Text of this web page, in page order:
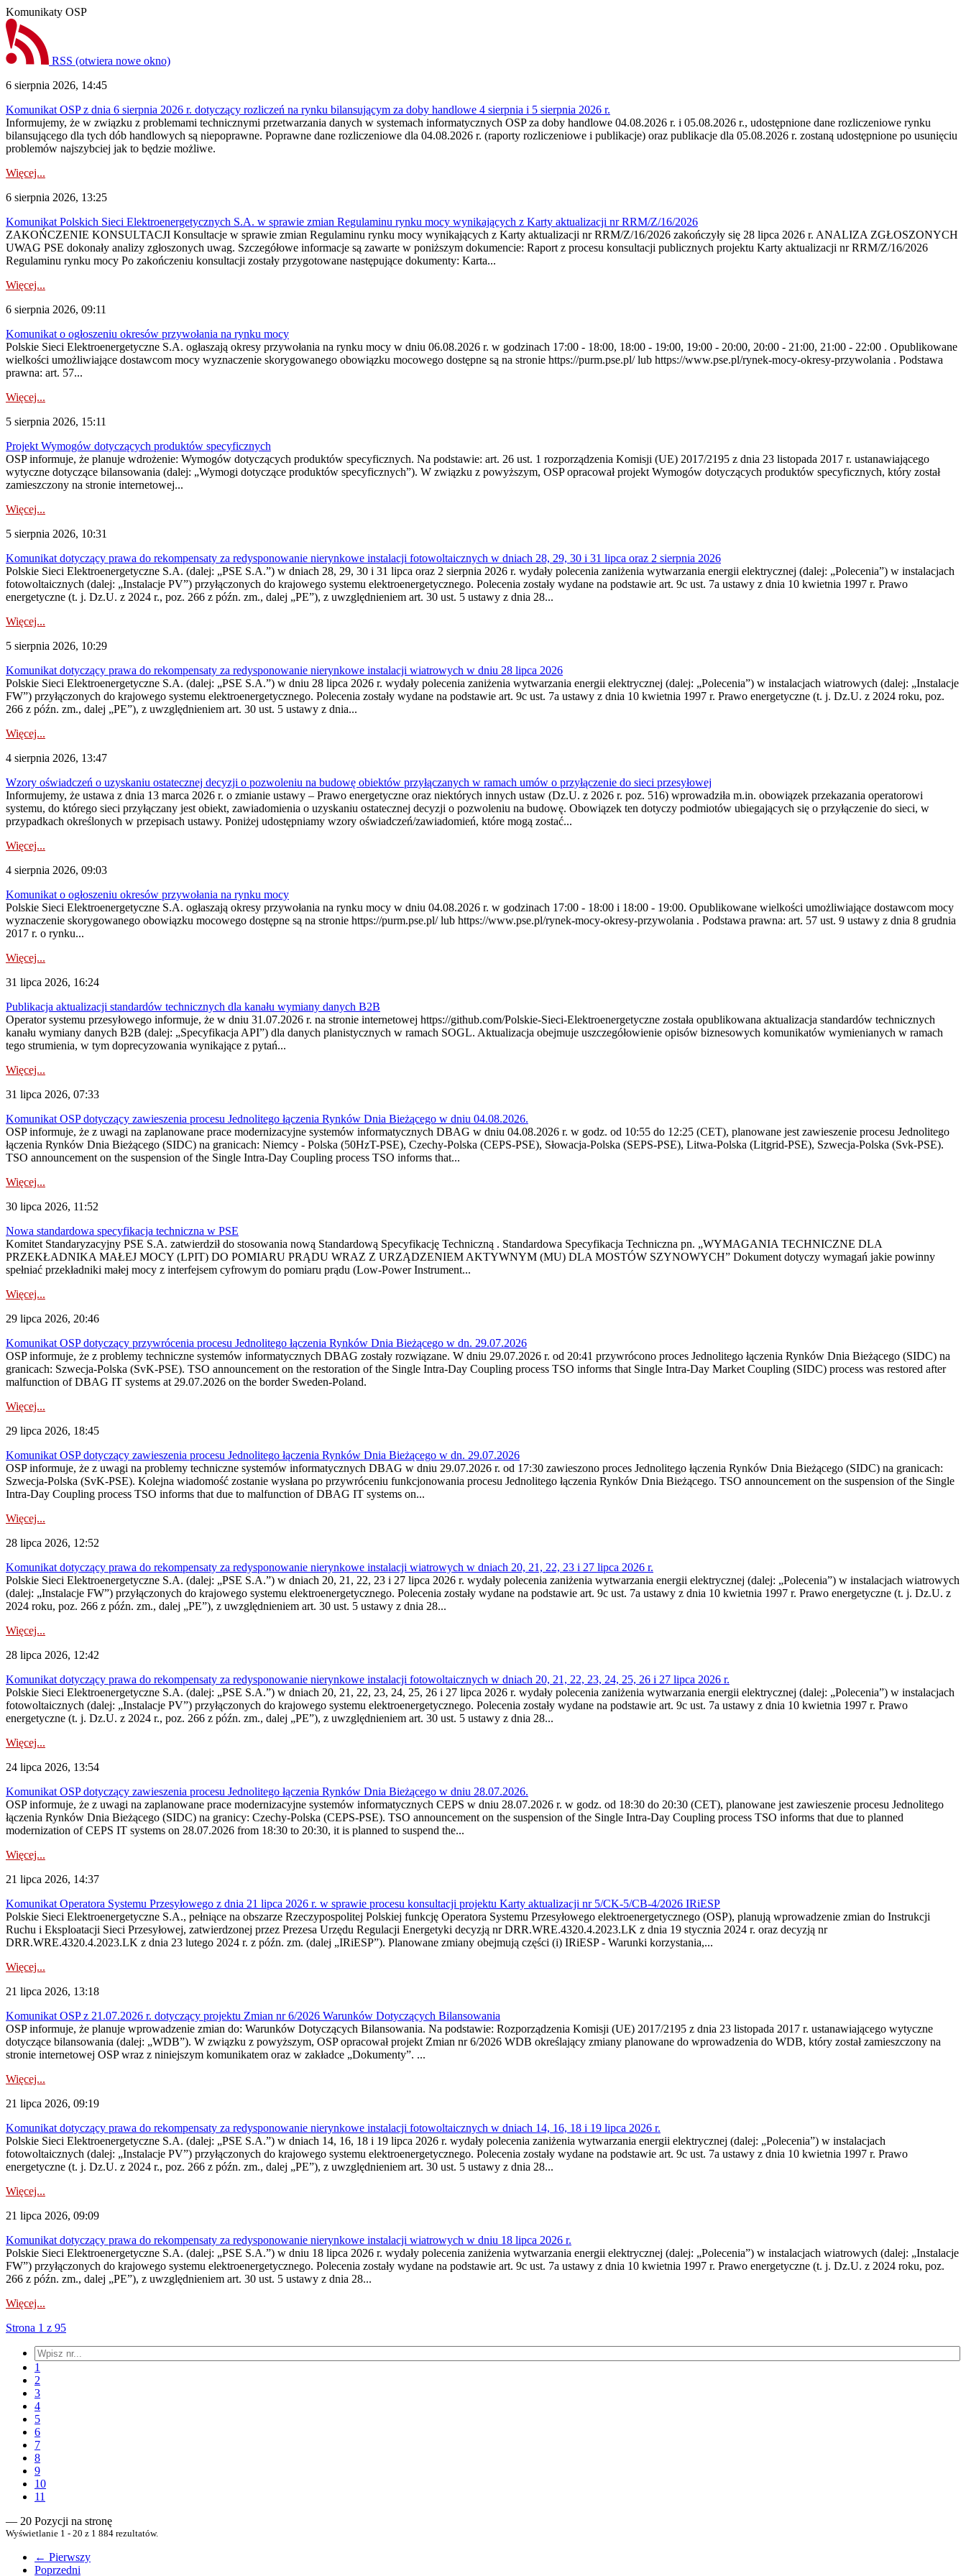
Komunikaty OSP
RSS (otwiera nowe okno)
6 sierpnia 2026, 14:45
Komunikat OSP z dnia 6 sierpnia 2026 r. dotyczący rozliczeń na rynku bilansującym za doby handlowe 4 sierpnia i 5 sierpnia 2026 r.
Informujemy, że w związku z problemami technicznymi przetwarzania danych w systemach informatycznych OSP za doby handlowe 04.08.2026 r. i 05.08.2026 r., udostępnione dane rozliczeniowe rynku
bilansującego dla tych dób handlowych są niepoprawne. Poprawne dane rozliczeniowe dla 04.08.2026 r. (raporty rozliczeniowe i publikacje) oraz publikacje dla 05.08.2026 r. zostaną udostępnione po usunięciu
problemów najszybciej jak to będzie możliwe.
Więcej...
6 sierpnia 2026, 13:25
Komunikat Polskich Sieci Elektroenergetycznych S.A. w sprawie zmian Regulaminu rynku mocy wynikających z Karty aktualizacji nr RRM/Z/16/2026
ZAKOŃCZENIE KONSULTACJI Konsultacje w sprawie zmian Regulaminu rynku mocy wynikających z Karty aktualizacji nr RRM/Z/16/2026 zakończyły się 28 lipca 2026 r. ANALIZA ZGŁOSZONYCH
UWAG PSE dokonały analizy zgłoszonych uwag. Szczegółowe informacje są zawarte w poniższym dokumencie: Raport z procesu konsultacji publicznych projektu Karty aktualizacji nr RRM/Z/16/2026
Regulaminu rynku mocy Po zakończeniu konsultacji zostały przygotowane następujące dokumenty: Karta...
Więcej...
6 sierpnia 2026, 09:11
Komunikat o ogłoszeniu okresów przywołania na rynku mocy
Polskie Sieci Elektroenergetyczne S.A. ogłaszają okresy przywołania na rynku mocy w dniu 06.08.2026 r. w godzinach 17:00 - 18:00, 18:00 - 19:00, 19:00 - 20:00, 20:00 - 21:00, 21:00 - 22:00 . Opublikowane
wielkości umożliwiające dostawcom mocy wyznaczenie skorygowanego obowiązku mocowego dostępne są na stronie https://purm.pse.pl/ lub https://www.pse.pl/rynek-mocy-okresy-przywolania . Podstawa
prawna: art. 57...
Więcej...
5 sierpnia 2026, 15:11
Projekt Wymogów dotyczących produktów specyficznych
OSP informuje, że planuje wdrożenie: Wymogów dotyczących produktów specyficznych. Na podstawie: art. 26 ust. 1 rozporządzenia Komisji (UE) 2017/2195 z dnia 23‍ listopada 2017 r. ustanawiającego
wytyczne dotyczące bilansowania (dalej: „Wymogi dotyczące produktów specyficznych”). W związku z powyższym, OSP opracował projekt Wymogów dotyczących produktów specyficznych, który został
zamieszczony na stronie internetowej...
Więcej...
5 sierpnia 2026, 10:31
Komunikat dotyczący prawa do rekompensaty za redysponowanie nierynkowe instalacji fotowoltaicznych w dniach 28, 29, 30 i 31 lipca oraz 2 sierpnia 2026
Polskie Sieci Elektroenergetyczne S.A. (dalej: „PSE S.A.”) w dniach 28, 29, 30 i 31 lipca oraz 2 sierpnia 2026 r. wydały polecenia zaniżenia wytwarzania energii elektrycznej (dalej: „Polecenia”) w instalacjach
fotowoltaicznych (dalej: „Instalacje PV”) przyłączonych do krajowego systemu elektroenergetycznego. Polecenia zostały wydane na podstawie art. 9c ust. 7a ustawy z dnia 10 kwietnia 1997 r. Prawo
energetyczne (t. j. Dz.U. z 2024 r., poz. 266 z późn. zm., dalej „PE”), z uwzględnieniem art. 30 ust. 5 ustawy z dnia 28...
Więcej...
5 sierpnia 2026, 10:29
Komunikat dotyczący prawa do rekompensaty za redysponowanie nierynkowe instalacji wiatrowych w dniu 28 lipca 2026
Polskie Sieci Elektroenergetyczne S.A. (dalej: „PSE S.A.”) w dniu 28 lipca 2026 r. wydały polecenia zaniżenia wytwarzania energii elektrycznej (dalej: „Polecenia”) w instalacjach wiatrowych (dalej: „Instalacje
FW”) przyłączonych do krajowego systemu elektroenergetycznego. Polecenia zostały wydane na podstawie art. 9c ust. 7a ustawy z dnia 10 kwietnia 1997 r. Prawo energetyczne (t. j. Dz.U. z 2024 roku, poz.
266 z późn. zm., dalej „PE”), z uwzględnieniem art. 30 ust. 5 ustawy z dnia...
Więcej...
4 sierpnia 2026, 13:47
Wzory oświadczeń o uzyskaniu ostatecznej decyzji o pozwoleniu na budowę obiektów przyłączanych w ramach umów o przyłączenie do sieci przesyłowej
Informujemy, że ustawa z dnia 13 marca 2026 r. o zmianie ustawy – Prawo energetyczne oraz niektórych innych ustaw (Dz.U. z 2026 r. poz. 516) wprowadziła m.in. obowiązek przekazania operatorowi
systemu, do którego sieci przyłączany jest obiekt, zawiadomienia o uzyskaniu ostatecznej decyzji o pozwoleniu na budowę. Obowiązek ten dotyczy podmiotów ubiegających się o przyłączenie do sieci, w
przypadkach określonych w przepisach ustawy. Poniżej udostępniamy wzory oświadczeń/zawiadomień, które mogą zostać...
Więcej...
4 sierpnia 2026, 09:03
Komunikat o ogłoszeniu okresów przywołania na rynku mocy
Polskie Sieci Elektroenergetyczne S.A. ogłaszają okresy przywołania na rynku mocy w dniu 04.08.2026 r. w godzinach 17:00 - 18:00 i 18:00 - 19:00. Opublikowane wielkości umożliwiające dostawcom mocy
wyznaczenie skorygowanego obowiązku mocowego dostępne są na stronie https://purm.pse.pl/ lub https://www.pse.pl/rynek-mocy-okresy-przywolania . Podstawa prawna: art. 57 ust. 9 ustawy z dnia 8 grudnia
2017 r. o rynku...
Więcej...
31 lipca 2026, 16:24
Publikacja aktualizacji standardów technicznych dla kanału wymiany danych B2B
Operator systemu przesyłowego informuje, że w dniu 31.07.2026 r. na stronie internetowej https://github.com/Polskie-Sieci-Elektroenergetyczne została opublikowana aktualizacja standardów technicznych
kanału wymiany danych B2B (dalej: „Specyfikacja API”) dla danych planistycznych w ramach SOGL. Aktualizacja obejmuje uszczegółowienie opisów biznesowych komunikatów wymienianych w ramach
tego strumienia, w tym doprecyzowania wynikające z pytań...
Więcej...
31 lipca 2026, 07:33
Komunikat OSP dotyczący zawieszenia procesu Jednolitego łączenia Rynków Dnia Bieżącego w dniu 04.08.2026.
OSP informuje, że z uwagi na zaplanowane prace modernizacyjne systemów informatycznych DBAG w dniu 04.08.2026 r. w godz. od 10:55 do 12:25 (CET), planowane jest zawieszenie procesu Jednolitego
łączenia Rynków Dnia Bieżącego (SIDC) na granicach: Niemcy - Polska (50HzT-PSE), Czechy-Polska (CEPS-PSE), Słowacja-Polska (SEPS-PSE), Litwa-Polska (Litgrid-PSE), Szwecja-Polska (Svk-PSE).
TSO announcement on the suspension of the Single Intra-Day Coupling process TSO informs that...
Więcej...
30 lipca 2026, 11:52
Nowa standardowa specyfikacja techniczna w PSE
Komitet Standaryzacyjny PSE S.A. zatwierdził do stosowania nową Standardową Specyfikację Techniczną . Standardowa Specyfikacja Techniczna pn. „WYMAGANIA TECHNICZNE DLA
PRZEKŁADNIKA MAŁEJ MOCY (LPIT) DO POMIARU PRĄDU WRAZ Z URZĄDZENIEM AKTYWNYM (MU) DLA MOSTÓW SZYNOWYCH” Dokument dotyczy wymagań jakie powinny
spełniać przekładniki małej mocy z interfejsem cyfrowym do pomiaru prądu (Low-Power Instrument...
Więcej...
29 lipca 2026, 20:46
Komunikat OSP dotyczący przywrócenia procesu Jednolitego łączenia Rynków Dnia Bieżącego w dn. 29.07.2026
OSP informuje, że z problemy techniczne systemów informatycznych DBAG zostały rozwiązane. W dniu 29.07.2026 r. od 20:41 przywrócono proces Jednolitego łączenia Rynków Dnia Bieżącego (SIDC) na
granicach: Szwecja-Polska (SvK-PSE). TSO announcement on the restoration of the Single Intra-Day Coupling process TSO informs that Single Intra-Day Market Coupling (SIDC) process was restored after
malfunction of DBAG IT systems at 29.07.2026 on the border Sweden-Poland.
Więcej...
29 lipca 2026, 18:45
Komunikat OSP dotyczący zawieszenia procesu Jednolitego łączenia Rynków Dnia Bieżącego w dn. 29.07.2026
OSP informuje, że z uwagi na problemy techniczne systemów informatycznych DBAG w dniu 29.07.2026 r. od 17:30 zawieszono proces Jednolitego łączenia Rynków Dnia Bieżącego (SIDC) na granicach:
Szwecja-Polska (SvK-PSE). Kolejna wiadomość zostanie wysłana po przywróceniu funkcjonowania procesu Jednolitego łączenia Rynków Dnia Bieżącego. TSO announcement on the suspension of the Single
Intra-Day Coupling process TSO informs that due to malfunction of DBAG IT systems on...
Więcej...
28 lipca 2026, 12:52
Komunikat dotyczący prawa do rekompensaty za redysponowanie nierynkowe instalacji wiatrowych w dniach 20, 21, 22, 23 i 27 lipca 2026 r.
Polskie Sieci Elektroenergetyczne S.A. (dalej: „PSE S.A.”) w dniach 20, 21, 22, 23 i 27 lipca 2026 r. wydały polecenia zaniżenia wytwarzania energii elektrycznej (dalej: „Polecenia”) w instalacjach wiatrowych
(dalej: „Instalacje FW”) przyłączonych do krajowego systemu elektroenergetycznego. Polecenia zostały wydane na podstawie art. 9c ust. 7a ustawy z dnia 10 kwietnia 1997 r. Prawo energetyczne (t. j. Dz.U. z
2024 roku, poz. 266 z późn. zm., dalej „PE”), z uwzględnieniem art. 30 ust. 5 ustawy z dnia 28...
Więcej...
28 lipca 2026, 12:42
Komunikat dotyczący prawa do rekompensaty za redysponowanie nierynkowe instalacji fotowoltaicznych w dniach 20, 21, 22, 23, 24, 25, 26 i 27 lipca 2026 r.
Polskie Sieci Elektroenergetyczne S.A. (dalej: „PSE S.A.”) w dniach 20, 21, 22, 23, 24, 25, 26 i 27 lipca 2026 r. wydały polecenia zaniżenia wytwarzania energii elektrycznej (dalej: „Polecenia”) w instalacjach
fotowoltaicznych (dalej: „Instalacje PV”) przyłączonych do krajowego systemu elektroenergetycznego. Polecenia zostały wydane na podstawie art. 9c ust. 7a ustawy z dnia 10 kwietnia 1997 r. Prawo
energetyczne (t. j. Dz.U. z 2024 r., poz. 266 z późn. zm., dalej „PE”), z uwzględnieniem art. 30 ust. 5 ustawy z dnia 28...
Więcej...
24 lipca 2026, 13:54
Komunikat OSP dotyczący zawieszenia procesu Jednolitego łączenia Rynków Dnia Bieżącego w dniu 28.07.2026.
OSP informuje, że z uwagi na zaplanowane prace modernizacyjne systemów informatycznych CEPS w dniu 28.07.2026 r. w godz. od 18:30 do 20:30 (CET), planowane jest zawieszenie procesu Jednolitego
łączenia Rynków Dnia Bieżącego (SIDC) na granicy: Czechy-Polska (CEPS-PSE). TSO announcement on the suspension of the Single Intra-Day Coupling process TSO informs that due to planned
modernization of CEPS IT systems on 28.07.2026 from 18:30 to 20:30, it is planned to suspend the...
Więcej...
21 lipca 2026, 14:37
Komunikat Operatora Systemu Przesyłowego z dnia 21 lipca 2026 r. w sprawie procesu konsultacji projektu Karty aktualizacji nr 5/CK-5/CB-4/2026 IRiESP
Polskie Sieci Elektroenergetyczne S.A., pełniące na obszarze Rzeczypospolitej Polskiej funkcję Operatora Systemu Przesyłowego elektroenergetycznego (OSP), planują wprowadzenie zmian do Instrukcji
Ruchu i Eksploatacji Sieci Przesyłowej, zatwierdzonej przez Prezesa Urzędu Regulacji Energetyki decyzją nr DRR.WRE.4320.4.2023.LK z dnia 19 stycznia 2024 r. oraz decyzją nr
DRR.WRE.4320.4.2023.LK z dnia 23 lutego 2024 r. z późn. zm. (dalej „IRiESP”). Planowane zmiany obejmują części (i) IRiESP - Warunki korzystania,...
Więcej...
21 lipca 2026, 13:18
Komunikat OSP z 21.07.2026 r. dotyczący projektu Zmian nr 6/2026 Warunków Dotyczących Bilansowania
OSP informuje, że planuje wprowadzenie zmian do: Warunków Dotyczących Bilansowania. Na podstawie: Rozporządzenia Komisji (UE) 2017/2195 z dnia 23‍ listopada 2017 r. ustanawiającego wytyczne
dotyczące bilansowania (dalej: „WDB”). W związku z powyższym, OSP opracował projekt Zmian nr 6/2026 WDB określający zmiany planowane do wprowadzenia do WDB, który został zamieszczony na
stronie internetowej OSP wraz z niniejszym komunikatem oraz w zakładce „Dokumenty”. ...
Więcej...
21 lipca 2026, 09:19
Komunikat dotyczący prawa do rekompensaty za redysponowanie nierynkowe instalacji fotowoltaicznych w dniach 14, 16, 18 i 19 lipca 2026 r.
Polskie Sieci Elektroenergetyczne S.A. (dalej: „PSE S.A.”) w dniach 14, 16, 18 i 19 lipca 2026 r. wydały polecenia zaniżenia wytwarzania energii elektrycznej (dalej: „Polecenia”) w instalacjach
fotowoltaicznych (dalej: „Instalacje PV”) przyłączonych do krajowego systemu elektroenergetycznego. Polecenia zostały wydane na podstawie art. 9c ust. 7a ustawy z dnia 10 kwietnia 1997 r. Prawo
energetyczne (t. j. Dz.U. z 2024 r., poz. 266 z późn. zm., dalej „PE”), z uwzględnieniem art. 30 ust. 5 ustawy z dnia 28...
Więcej...
21 lipca 2026, 09:09
Komunikat dotyczący prawa do rekompensaty za redysponowanie nierynkowe instalacji wiatrowych w dniu 18 lipca 2026 r.
Polskie Sieci Elektroenergetyczne S.A. (dalej: „PSE S.A.”) w dniu 18 lipca 2026 r. wydały polecenia zaniżenia wytwarzania energii elektrycznej (dalej: „Polecenia”) w instalacjach wiatrowych (dalej: „Instalacje
FW”) przyłączonych do krajowego systemu elektroenergetycznego. Polecenia zostały wydane na podstawie art. 9c ust. 7a ustawy z dnia 10 kwietnia 1997 r. Prawo energetyczne (t. j. Dz.U. z 2024 roku, poz.
266 z późn. zm., dalej „PE”), z uwzględnieniem art. 30 ust. 5 ustawy z dnia 28...
Więcej...
Strona 1 z 95
1
2
3
4
5
6
7
8
9
10
11
— 20 Pozycji na stronę
Wyświetlanie 1 - 20 z 1 884 rezultatów.
← Pierwszy
Poprzedni